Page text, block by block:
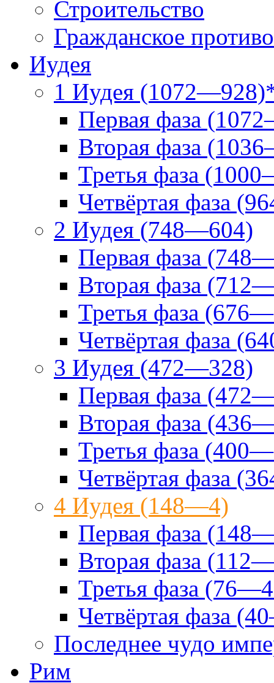
Строительство
Гражданское
Иудея
1 Иудея
Первая фаза
Вторая фаза
Третья фаза
Четвёртая фаза
2 Иудея (748—604)
Первая фаза
Вторая фаза
Третья фаза
Четвёртая фаза
3 Иудея (472—328)
Первая фаза
Вторая фаза
Третья фаза
Четвёртая фаза
4 Иудея (148—4)
Первая фаза
Вторая фаза
Третья фаза
Четвёртая фаза
Последнее чудо
Рим